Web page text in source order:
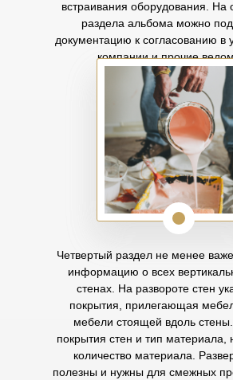
встраивания оборудования. На
раздела альбома можно
документацию к согласованию
компании и прочие
Четвертый раздел не менее
информацию о всех
стенах. На развороте стен
покрытия, прилегающая
мебели стоящей вдоль
покрытия стен и тип материала,
количество материала.
полезны и нужны для смежных